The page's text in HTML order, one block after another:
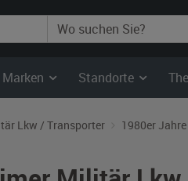
Marken Standorte
Lkw / Transporter 1980er Jahre